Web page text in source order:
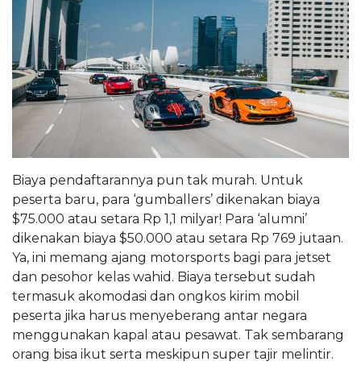
Biaya pendaftarannya pun tak murah. Untuk
peserta baru, para ‘gumballers’ dikenakan biaya
$75.000 atau setara Rp 1,1 milyar! Para ‘alumni’
dikenakan biaya $50.000 atau setara Rp 769 jutaan.
Ya, ini memang ajang motorsports bagi para jetset
dan pesohor kelas wahid. Biaya tersebut sudah
termasuk akomodasi dan ongkos kirim mobil
peserta jika harus menyeberang antar negara
menggunakan kapal atau pesawat. Tak sembarang
orang bisa ikut serta meskipun super tajir melintir.